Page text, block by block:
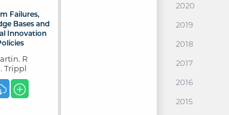
Failures,
Bases and
Innovation
R
Trippl
2020
2019
2018
2017
2016
2015